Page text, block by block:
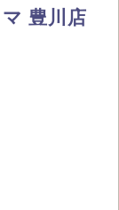
豊川店